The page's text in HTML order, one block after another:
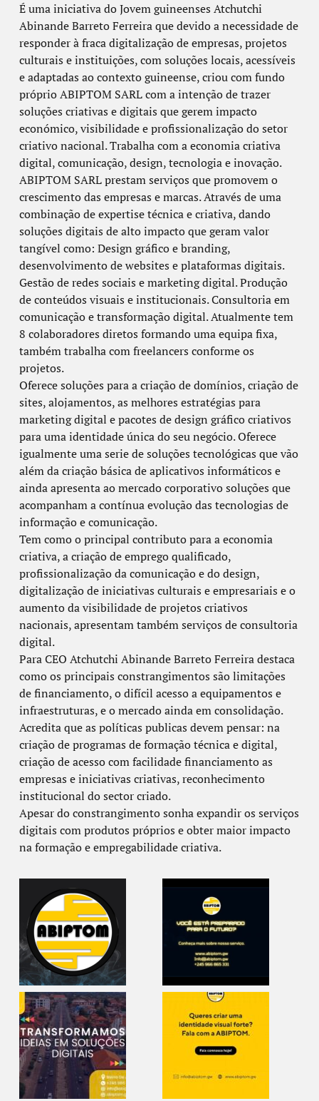
É uma iniciativa do Jovem guineenses Atchutchi
Abinande Barreto Ferreira que devido a necessidade de
responder à fraca digitalização de empresas, projetos
culturais e instituições, com soluções locais, acessíveis
e adaptadas ao contexto guineense, criou com fundo
próprio ABIPTOM SARL com a intenção de trazer
soluções criativas e digitais que gerem impacto
económico, visibilidade e profissionalização do setor
criativo nacional. Trabalha com a economia criativa
digital, comunicação, design, tecnologia e inovação.
ABIPTOM SARL prestam serviços que promovem o
crescimento das empresas e marcas. Através de uma
combinação de expertise técnica e criativa, dando
soluções digitais de alto impacto que geram valor
tangível como: Design gráfico e branding,
desenvolvimento de websites e plataformas digitais.
Gestão de redes sociais e marketing digital. Produção
de conteúdos visuais e institucionais. Consultoria em
comunicação e transformação digital. Atualmente tem
8 colaboradores diretos formando uma equipa fixa,
também trabalha com freelancers conforme os
projetos.
Oferece soluções para a criação de domínios, criação de
sites, alojamentos, as melhores estratégias para
marketing digital e pacotes de design gráfico criativos
para uma identidade única do seu negócio. Oferece
igualmente uma serie de soluções tecnológicas que vão
além da criação básica de aplicativos informáticos e
ainda apresenta ao mercado corporativo soluções que
acompanham a contínua evolução das tecnologias de
informação e comunicação.
Tem como o principal contributo para a economia
criativa, a criação de emprego qualificado,
profissionalização da comunicação e do design,
digitalização de iniciativas culturais e empresariais e o
aumento da visibilidade de projetos criativos
nacionais, apresentam também serviços de consultoria
digital.
Para CEO Atchutchi Abinande Barreto Ferreira destaca
como os principais constrangimentos são limitações
de financiamento, o difícil acesso a equipamentos e
infraestruturas, e o mercado ainda em consolidação.
Acredita que as políticas publicas devem pensar: na
criação de programas de formação técnica e digital,
criação de acesso com facilidade financiamento as
empresas e iniciativas criativas, reconhecimento
institucional do sector criado.
Apesar do constrangimento sonha expandir os serviços
digitais com produtos próprios e obter maior impacto
na formação e empregabilidade criativa.